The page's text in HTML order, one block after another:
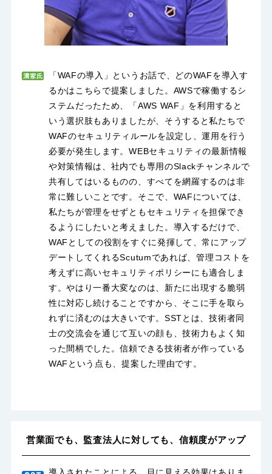
「WAFの導入」というお話で、どのWAFを導入す
るかはこちらで提案しました。AWSで稼働するシ
ステムだったため、「AWS WAF」を利用すると
いう選択肢もありましたが、そうすると私たちで
WAFのセキュリティルールを設定し、運用を行う
必要が発生します。WEBセキュリティの最新情報
や対策情報は、社内でも専用のSlackチャンネルで
共有してはいるものの、すべてを網羅するのは非
常に難しいことです。そこで、WAFについては、
私たちが管理をせずともセキュリティを担保でき
るようにしたいと考えました。導入するだけで、
WAFとしての役割をすぐに発揮して、常にアップ
デートしてくれるScutumであれば、管理コストを
考えずに高いセキュリティポリシーにも適合しま
す。やはり一番大変なのは、新たに出現する脆弱
性に対応し続けることですから、そこに手を取ら
れずに済むのは大きいです。SSTとは、技術者同
士の交流会を通じて互いの顔も、技術力もよく知
った間柄でした。信頼できる技術者が作っている
WAFという点も、提案した理由です。
営業面でも、監査法人に対しても、信頼度がアップ